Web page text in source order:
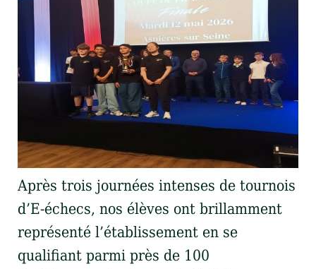
Après trois journées intenses de tournois
d’E-échecs, nos élèves ont brillamment
représenté l’établissement en se
qualifiant parmi près de 100